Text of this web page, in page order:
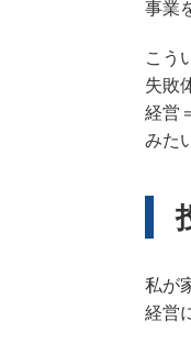
事業
こう
失敗
経営
みた
私が
経営